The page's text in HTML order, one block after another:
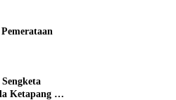
Ketapang ke